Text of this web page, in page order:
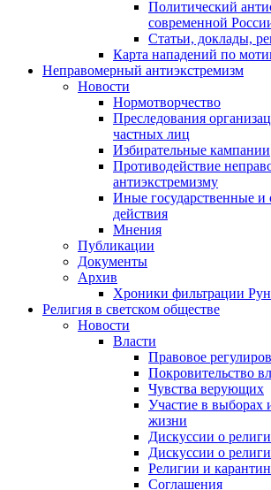
Политический
современной
Статьи, доклады,
Карта нападений по
Неправомерный антиэкстремизм
Новости
Нормотворчество
Преследования
частных лиц
Избирательные кампании
Противодействие
антиэкстремизму
Иные государственные и
действия
Мнения
Публикации
Документы
Архив
Хроники фильтрации
Религия в светском обществе
Новости
Власти
Правовое
Покровительство
Чувства верующих
Участие в выборах
жизни
Дискуссии о
Дискуссии о
Религии и карантин
Соглашения